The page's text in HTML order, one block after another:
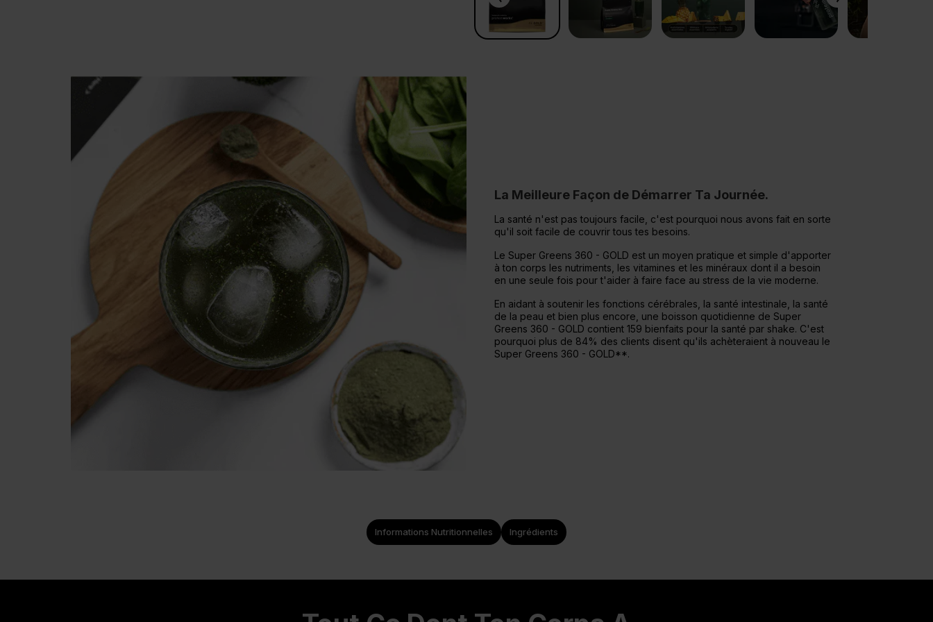
La Meilleure Façon de Démarrer Ta Journée.
La santé n'est pas toujours facile, c'est pourquoi nous avons fait en sorte
qu'il soit facile de couvrir tous tes besoins.
Le Super Greens 360 - GOLD est un moyen pratique et simple d'apporter
à ton corps les nutriments, les vitamines et les minéraux dont il a besoin
en une seule fois pour t'aider à faire face au stress de la vie moderne.
En aidant à soutenir les fonctions cérébrales, la santé intestinale, la santé
de la peau et bien plus encore, une boisson quotidienne de Super
Greens 360 - GOLD contient 159 bienfaits pour la santé par shake. C'est
pourquoi plus de 84% des clients disent qu'ils achèteraient à nouveau le
Super Greens 360 - GOLD**.
Informations Nutritionnelles Ingrédients